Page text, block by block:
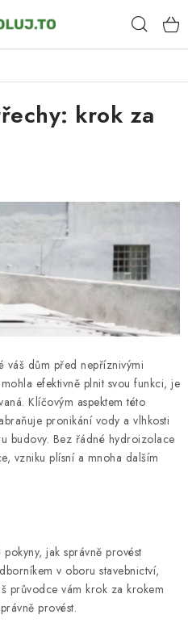
Reklamace a vrácení
osobních údajů
řád
krok za
váš dům před nepříznivými
efektivně plnit svou funkci, je
Klíčovým aspektem této
pronikání vody a vlhkosti
budovy. Bez řádné hydroizolace
vzniku plísní a mnoha dalším
jak správně provést
v oboru stavebnictví,
průvodce vám krok za krokem
provést.